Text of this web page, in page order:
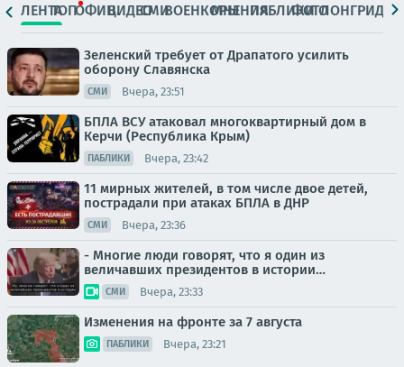
ЛЕНТАТОПОФИЦ.ВИДЕОСМИВОЕНКОРЫМНЕНИЯПАБЛИКИ
ФОТОЛОНГРИДЫ
Зеленский требует от Драпатого усилить
оборону Славянска
СМИ Вчера, 23:51
БПЛА ВСУ атаковал многоквартирный дом в
Керчи (Республика Крым)
ПАБЛИКИ Вчера, 23:42
11 мирных жителей, в том числе двое детей,
пострадали при атаках БПЛА в ДНР
СМИ Вчера, 23:36
- Многие люди говорят, что я один из
величавших президентов в истории…
СМИ Вчера, 23:33
Изменения на фронте за 7 августа
ПАБЛИКИ Вчера, 23:21